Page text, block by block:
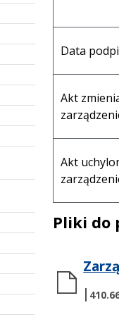
Data
Akt
Akt
Pliki do